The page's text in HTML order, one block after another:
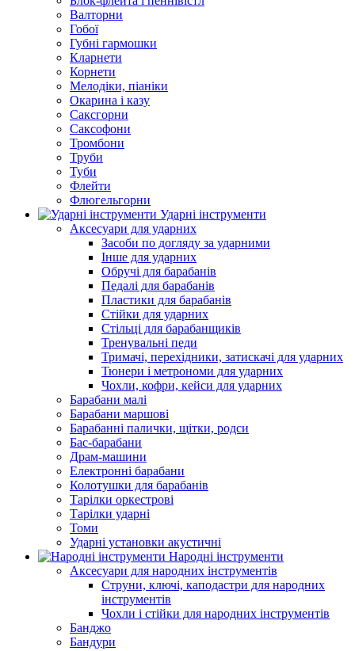
Валторни
Гобої
Губні гармошки
Кларнети
Корнети
Мелодіки, піаніки
Окарина і казу
Саксгорни
Саксофони
Тромбони
Труби
Туби
Флейти
Флюгельгорни
Ударні інструменти
Аксесуари для ударних
Засоби по догляду за ударними
Інше для ударних
Обручі для барабанів
Педалі для барабанів
Пластики для барабанів
Стійки для ударних
Стільці для барабанщиків
Тренувальні педи
Тримачі, перехідники, затискачі для ударних
Тюнери і метрономи для ударних
Чохли, кофри, кейси для ударних
Барабани малі
Барабани маршові
Барабанні палички, щітки, родси
Бас-барабани
Драм-машини
Електронні барабани
Колотушки для барабанів
Тарілки оркестрові
Тарілки ударні
Томи
Ударні установки акустичні
Народні інструменти
Аксесуари для народних інструментів
Струни, ключі, каподастри для народних
інструментів
Чохли і стійки для народних інструментів
Банджо
Бандури